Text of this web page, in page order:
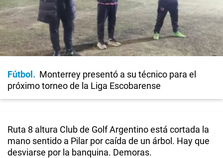
Fútbol
Monterrey presentó a su técnico para el
próximo torneo de la Liga Escobarense
Ruta 8 altura Club de Golf Argentino está cortada la
mano sentido a Pilar por caída de un árbol. Hay que
desviarse por la banquina. Demoras.